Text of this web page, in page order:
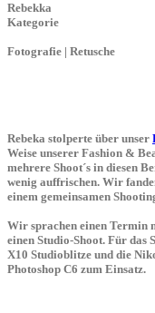
Rebekka
Kategorie
Fotografie | Retusche
Rebeka stolperte über unser
Weise unserer Fashion &
mehrere Shoot´s in diesen
wenig auffrischen. Wir
einem gemeinsamen
Wir sprachen einen Termin
einen Studio-Shoot. Für
X10 Studioblitze und die
Photoshop C6 zum Einsatz.